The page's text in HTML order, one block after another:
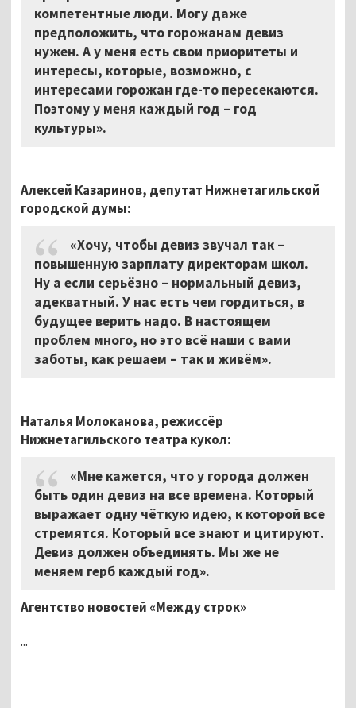
компетентные люди. Могу даже
предположить, что горожанам девиз
нужен. А у меня есть свои приоритеты и
интересы, которые, возможно, с
интересами горожан где-то пересекаются.
Поэтому у меня каждый год – год
культуры».
Алексей Казаринов, депутат Нижнетагильской
городской думы:
«Хочу, чтобы девиз звучал так –
повышенную зарплату директорам школ.
Ну а если серьёзно – нормальный девиз,
адекватный. У нас есть чем гордиться, в
будущее верить надо. В настоящем
проблем много, но это всё наши с вами
заботы, как решаем – так и живём».
Наталья Молоканова, режиссёр
Нижнетагильского театра кукол:
«Мне кажется, что у города должен
быть один девиз на все времена. Который
выражает одну чёткую идею, к которой все
стремятся. Который все знают и цитируют.
Девиз должен объединять. Мы же не
меняем герб каждый год».
Агентство новостей «Между строк»
...